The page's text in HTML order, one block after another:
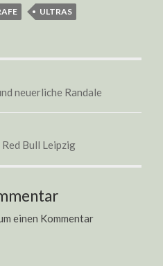
ULTRAS
neuerliche Randale
Bull Leipzig
einen Kommentar